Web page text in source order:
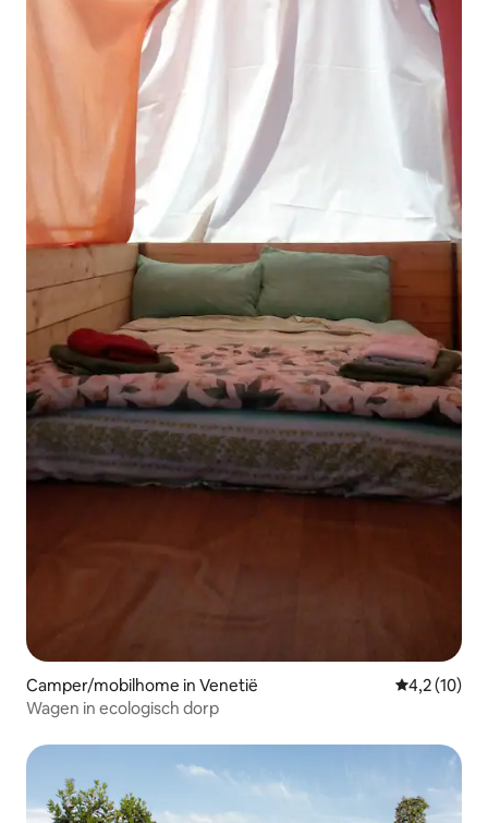
Camper/mobilhome in Venetië
4,2 (10)
Wagen in ecologisch dorp